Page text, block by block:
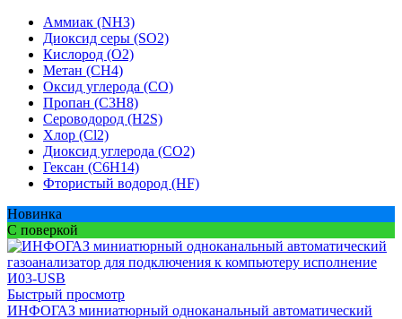
Аммиак (NH3)
Диоксид серы (SO2)
Кислород (O2)
Метан (CH4)
Оксид углерода (CO)
Пропан (C3H8)
Сероводород (H2S)
Хлор (Cl2)
Диоксид углерода (CO2)
Гексан (C6H14)
Фтористый водород (HF)
Новинка
С поверкой
Быстрый просмотр
ИНФОГАЗ миниатюрный одноканальный автоматический